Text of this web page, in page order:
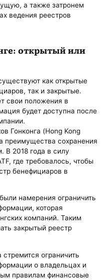
а также затронем
ведения реестров
открытый или
как открытые
так и закрытые.
свои положения в
будет доступна после
Гонконга (Hong Kong
преимущества сохранения
В 2018 года в силу
где требовалось, чтобы
бенефициаров в
намерения ограничить
которая
компаний. Таким
закрытый реестр
ограничить
о владельцах и
правилам финансовые